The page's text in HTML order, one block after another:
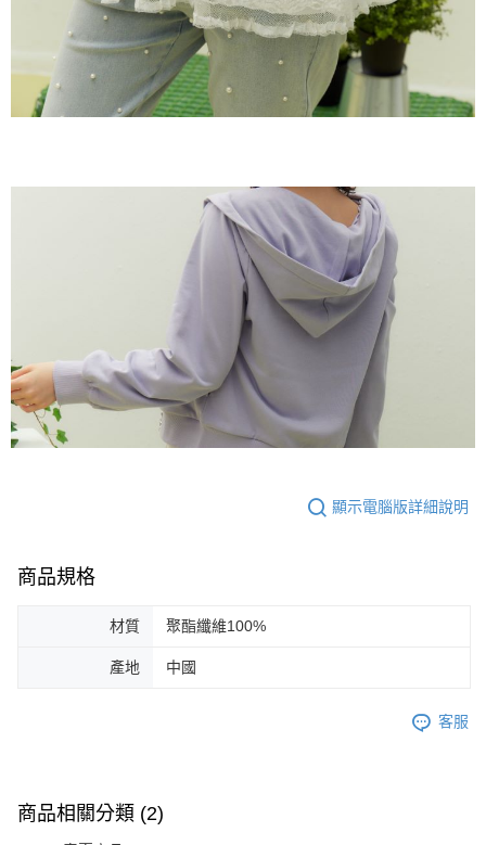
顯示電腦版詳細說明
商品規格
材質 聚酯纖維100%
產地 中國
客服
商品相關分類 (2)